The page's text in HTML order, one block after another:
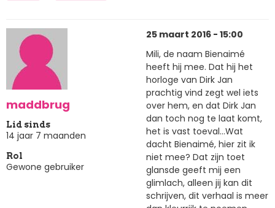
maddbrug
Lid sinds
14 jaar 7 maanden
Rol
Gewone gebruiker
25 maart 2016 - 15:00
Mili, de naam Bienaimé
heeft hij mee. Dat hij het
horloge van Dirk Jan
prachtig vind zegt wel iets
over hem, en dat Dirk Jan
dan toch nog te laat komt,
het is vast toeval...Wat
dacht Bienaimé, hier zit ik
niet mee? Dat zijn toet
glansde geeft mij een
glimlach, alleen jij kan dit
schrijven, dit verhaal is meer